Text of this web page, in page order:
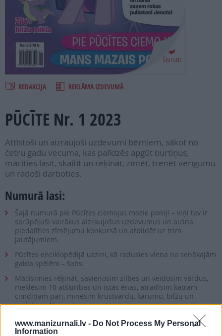
www.manizurnali.lv - Do Not Process My Personal
Information
SEARCH
Šķirstīt
REDAKCIJA REKLĀMA IZDEVUMĀ
PŪCĪTE Nr. 1 2023
Attīstoši un aizraujoši uzdevumi bērniem, sākot no
četru gadu vecuma, kas palīdzēs apgūt burtiņus,
mācīties lasīt, skaitīt un rēķināt, zīmēt, trenēt vērīgumu
un radoši darboties.
Numurā lasi:
Šajā numurā pie Pūcītes ciemojas mazie poniji – viņi tev ir
sarūpējuši vairākus aizraujošus uzdevumus un aicina
piedalīties zīmējumu konkursā un atbildēt uz trim
jautājumiem.
Pūcītes enciklopēdijā uzzini, kā radusies viena no senākajām
galda spēlēm – šahs.
Mācīsimies rēķināt, savienosim zilbes un veidosim vārdus,
meklēsim 10 atšķirības un īstās ēnas, atradīsim katram
cimdiņam pāri, minēsim krustvārdu, kārumu, bilžu un
sudoku mīklu.
Tevi sagaida arī Lielais sniegavīru labirints un būs iespēja
izpētīt, kurš no sniegavīriem ir mazākais, kuram garāks